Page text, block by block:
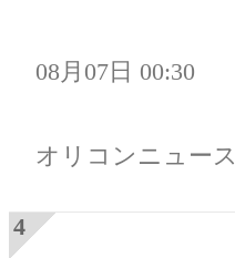
08月07日 00:30
オリコンニュース